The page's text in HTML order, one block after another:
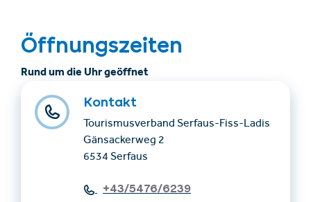
Öffnungszeiten
Rund um die Uhr geöffnet
Kontakt
Tourismusverband Serfaus-Fiss-Ladis
Gänsackerweg 2
6534 Serfaus
+43/5476/6239